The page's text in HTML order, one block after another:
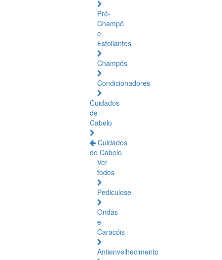
Pré-
Champô
e
Esfoliantes
Champôs
Condicionadores
Cuidados
de
Cabelo
Cuidados
de Cabelo
Ver
todos
Pediculose
Ondas
e
Caracóis
Antienvelhecimento